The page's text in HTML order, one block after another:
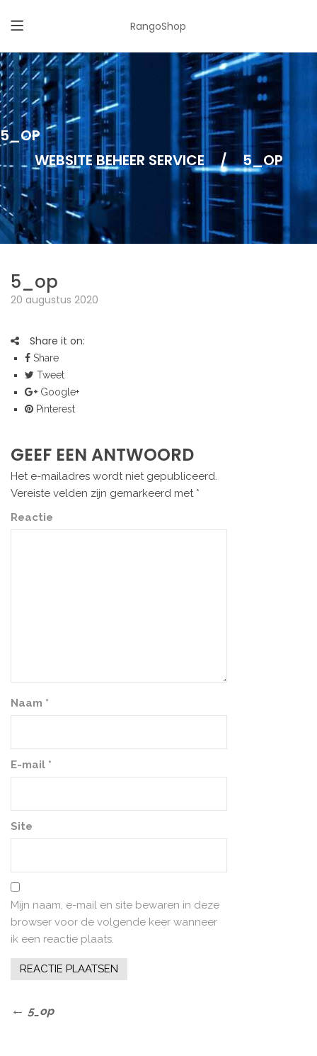
RangoShop
5_OP
WEBSITE BEHEER SERVICE
/ 5_OP
5_op
20 augustus 2020
Share it on:
Share
Tweet
Google+
Pinterest
GEEF EEN ANTWOORD
Het e-mailadres wordt niet gepubliceerd.
Vereiste velden zijn gemarkeerd met *
Reactie
Naam *
E-mail *
Site
Mijn naam, e-mail en site bewaren in deze
browser voor de volgende keer wanneer
ik een reactie plaats.
Bericht
Previous
5_op